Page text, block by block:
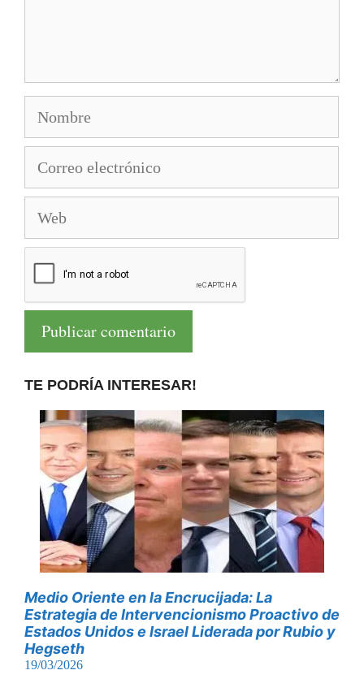
electrónico
TE PODRÍA INTERESAR!
Medio Oriente en la Encrucijada: La
Estrategia de Intervencionismo Proactivo de
Estados Unidos e Israel Liderada por Rubio y
Hegseth
19/03/2026